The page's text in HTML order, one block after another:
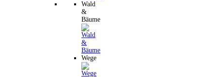
Wald
&
Bäume
Wege